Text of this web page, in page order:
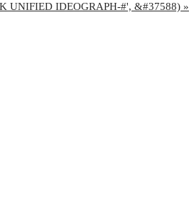
UNIFIED IDEOGRAPH-#', &#37588) »